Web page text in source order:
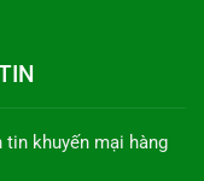
khuyến mại hàng